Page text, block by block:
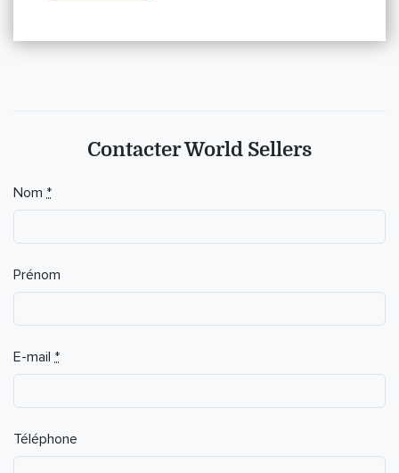
Contacter World Sellers
Nom *
Prénom
E-mail *
Téléphone